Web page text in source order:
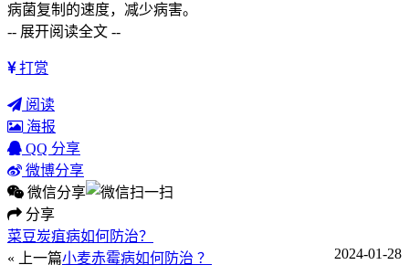
病菌复制的速度，减少病害。
-- 展开阅读全文 --
打赏
阅读
海报
QQ 分享
微博分享
微信分享
分享
菜豆炭疽病如何防治？
« 上一篇
2024-01-28
小麦赤霉病如何防治 ？